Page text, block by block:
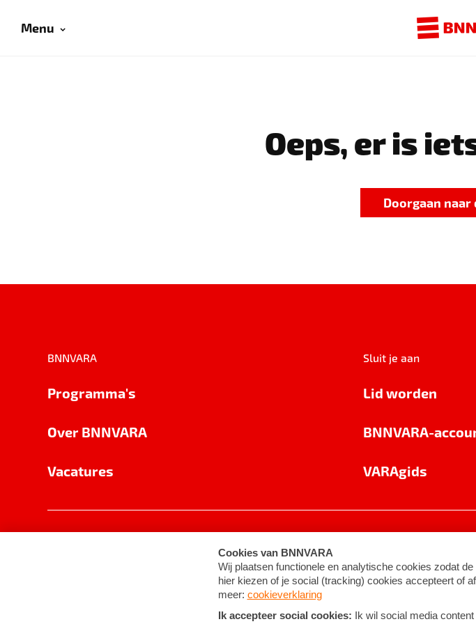
Menu
Oeps, er is
Doorgaan naar
BNNVARA
Programma's
Over BNNVARA
Vacatures
Sluit je aan
Lid worden
BNNVARA-
VARAgids
Cookie-instellingen Algemene voorwaarden ©2026